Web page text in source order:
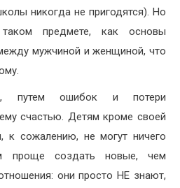
никогда не пригодятся). Но
предмете, как основы
мужчиной и женщиной, что
путем ошибок и потери
счастью. Детям кроме своей
к сожалению, не могут ничего
проще создать новые, чем
они просто НЕ знают,